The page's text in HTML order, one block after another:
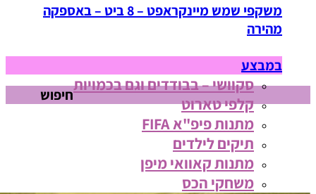
משקפי שמש מיינקראפט – 8 ביט – באספקה
מהירה
במבצע
סקוושי – בבודדים וגם בכמויות
קלפי טארוט
מתנות פיפ"א FIFA
תיקים לילדים
מתנות קאוואי מיפן
משחקי הכס
חיפוש